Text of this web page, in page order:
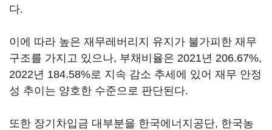
다.
이에 따라 높은 재무레버리지 유지가 불가피한 재무
구조를 가지고 있으나, 부채비율은 2021년 206.67%,
2022년 184.58%로 지속 감소 추세에 있어 재무 안정
성 추이는 양호한 수준으로 판단된다.
또한 장기차입금 대부분을 한국에너지공단, 한국농